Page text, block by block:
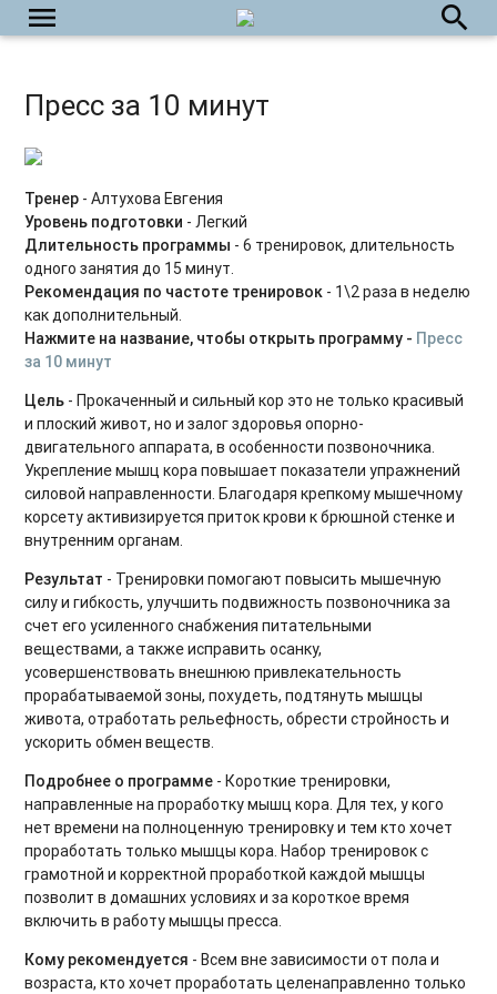
menu
Укрепляем тазовое дно
Power Yoga
Силовые тренировки для продвинутых
Табата на каждый день
Пилатес с оборудованием
HIIT на каждый день
Растяжка на каждый день
Фитнес-бокс
Силовые тренировки. Средний уровень
Силовые тренировки. Продвинутый уровень
Вечерний релакс
Утренний комплекс
Body Balance для начинающих
Power Yoga для начинающих
Тренировки на ягодицы
Восстановительный микс
Тренировки при диастазе
Фитнес бокс. Продвинутый уровень
Тренировки Up Body
search
Пресс за 10 минут
Тренер - Алтухова Евгения
Уровень подготовки - Легкий
Длительность программы - 6 тренировок, длительность
одного занятия до 15 минут.
Рекомендация по частоте тренировок - 1\2 раза в неделю
как дополнительный.
Нажмите на название, чтобы открыть программу - Пресс
за 10 минут
Цель - Прокаченный и сильный кор это не только красивый
и плоский живот, но и залог здоровья опорно-
двигательного аппарата, в особенности позвоночника.
Укрепление мышц кора повышает показатели упражнений
силовой направленности. Благодаря крепкому мышечному
корсету активизируется приток крови к брюшной стенке и
внутренним органам.
Результат - Тренировки помогают повысить мышечную
силу и гибкость, улучшить подвижность позвоночника за
счет его усиленного снабжения питательными
веществами, а также исправить осанку,
усовершенствовать внешнюю привлекательность
прорабатываемой зоны, похудеть, подтянуть мышцы
живота, отработать рельефность, обрести стройность и
ускорить обмен веществ.
Подробнее о программе - Короткие тренировки,
направленные на проработку мышц кора. Для тех, у кого
нет времени на полноценную тренировку и тем кто хочет
проработать только мышцы кора. Набор тренировок с
грамотной и корректной проработкой каждой мышцы
позволит в домашних условиях и за короткое время
включить в работу мышцы пресса.
Кому рекомендуется - Всем вне зависимости от пола и
возраста, кто хочет проработать целенаправленно только